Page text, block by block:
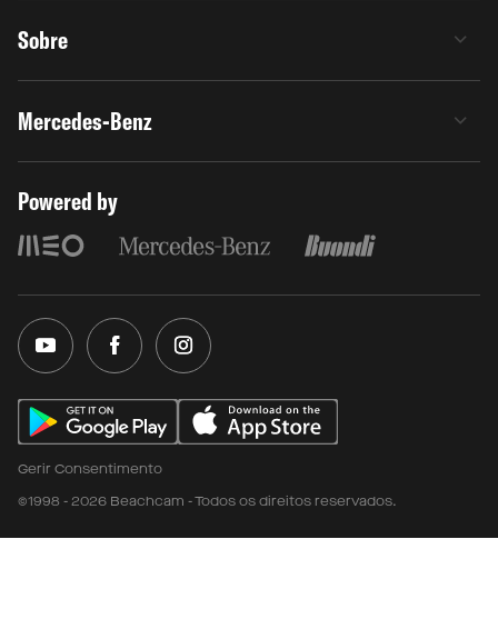
Sobre
Mercedes-Benz
Powered by
Gerir Consentimento
©1998 - 2026 Beachcam - Todos os direitos reservados.